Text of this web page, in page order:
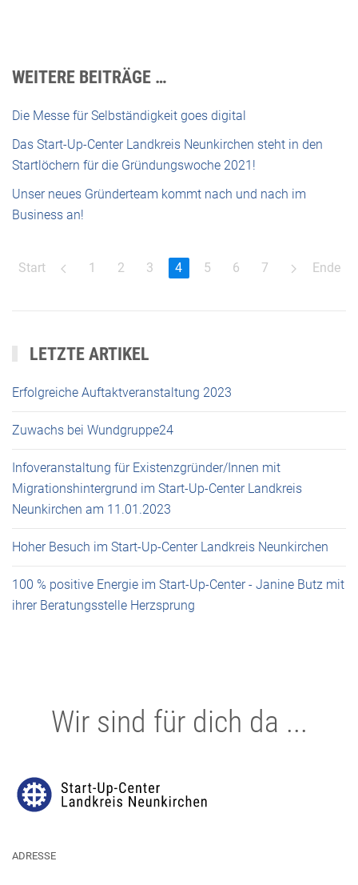
WEITERE BEITRÄGE …
Die Messe für Selbständigkeit goes digital
Das Start-Up-Center Landkreis Neunkirchen steht in den
Startlöchern für die Gründungswoche 2021!
Unser neues Gründerteam kommt nach und nach im
Business an!
Start 1 2 3 4 5 6 7 Ende
LETZTE ARTIKEL
Erfolgreiche Auftaktveranstaltung 2023
Zuwachs bei Wundgruppe24
Infoveranstaltung für Existenzgründer/Innen mit
Migrationshintergrund im Start-Up-Center Landkreis
Neunkirchen am 11.01.2023
Hoher Besuch im Start-Up-Center Landkreis Neunkirchen
100 % positive Energie im Start-Up-Center - Janine Butz mit
ihrer Beratungsstelle Herzsprung
Wir sind für dich da ...
ADRESSE